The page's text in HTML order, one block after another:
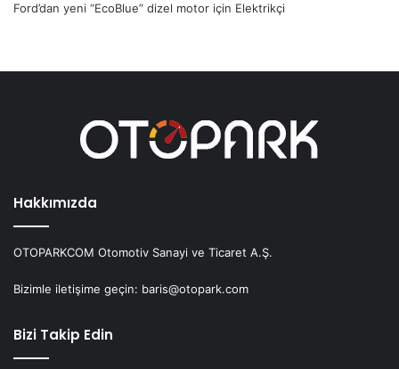
Ford’dan yeni “EcoBlue” dizel motor için Elektrikçi
Hakkımızda
OTOPARKCOM Otomotiv Sanayi ve Ticaret A.Ş.
Bizimle iletişime geçin: baris@otopark.com
Bizi Takip Edin